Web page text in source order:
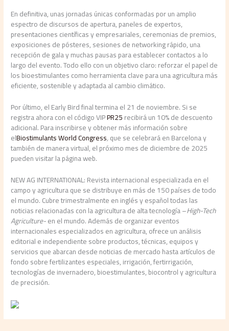
En definitiva, unas jornadas únicas conformadas por un amplio
espectro de discursos de apertura, paneles de expertos,
presentaciones científicas y empresariales, ceremonias de premios,
exposiciones de pósteres, sesiones de networking rápido, una
recepción de gala y muchas pausas para establecer contactos a lo
largo del evento. Todo ello con un objetivo claro: reforzar el papel de
los bioestimulantes como herramienta clave para una agricultura más
eficiente, sostenible y adaptada al cambio climático.
Por último, el Early Bird final termina el 21 de noviembre. Si se
registra ahora con el código VIPPR25recibirá un 10% de descuento
adicional.Para inscribirse y obtener más información sobre
elBiostimulants World Congress,que se celebrará en Barcelona y
también de manera virtual, el próximo mes de diciembre de 2025
pueden visitar la página web.
NEW AG INTERNATIONAL: Revista internacional especializada en el
campo y agricultura que se distribuye en más de 150 países de todo
el mundo. Cubre trimestralmente en inglés y español todas las
noticias relacionadas con la agricultura de alta tecnología –High-Tech
Agriculture-en el mundo. Además de organizar eventos
internacionales especializados en agricultura, ofrece un análisis
editorial e independiente sobre productos, técnicas, equipos y
servicios que abarcan desde noticias de mercado hasta artículos de
fondo sobre fertilizantes especiales, irrigación, fertirrigación,
tecnologías de invernadero, bioestimulantes, biocontrol y agricultura
de precisión.